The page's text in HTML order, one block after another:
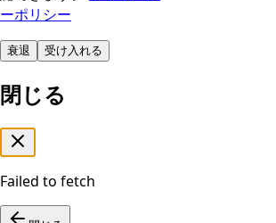
ーポリシー
衰退 受け入れる
閉じる
Failed to fetch